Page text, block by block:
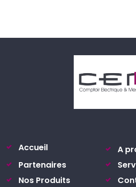
Accueil
A
Partenaires
Nos Produits